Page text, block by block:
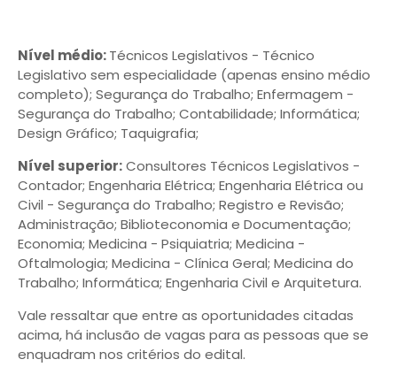
Nível médio:Técnicos Legislativos - Técnico
Legislativo sem especialidade (apenas ensino médio
completo); Segurança do Trabalho; Enfermagem -
Segurança do Trabalho; Contabilidade; Informática;
Design Gráfico; Taquigrafia;
Nível superior:Consultores Técnicos Legislativos -
Contador; Engenharia Elétrica; Engenharia Elétrica ou
Civil - Segurança do Trabalho; Registro e Revisão;
Administração; Biblioteconomia e Documentação;
Economia; Medicina - Psiquiatria; Medicina -
Oftalmologia; Medicina - Clínica Geral; Medicina do
Trabalho; Informática; Engenharia Civil e Arquitetura.
Vale ressaltar que entre as oportunidades citadas
acima, há inclusão de vagas para as pessoas que se
enquadram nos critérios do edital.